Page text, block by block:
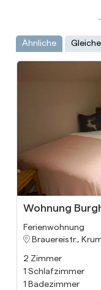
Ähnliche
Wohnung
Ferienwohnung
Brauereistr.,
2 Zimmer
1 Schlafzimmer
1 Badezimmer